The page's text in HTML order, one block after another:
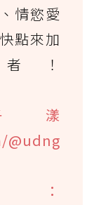
情慾愛
點來加
！
漾
@udng